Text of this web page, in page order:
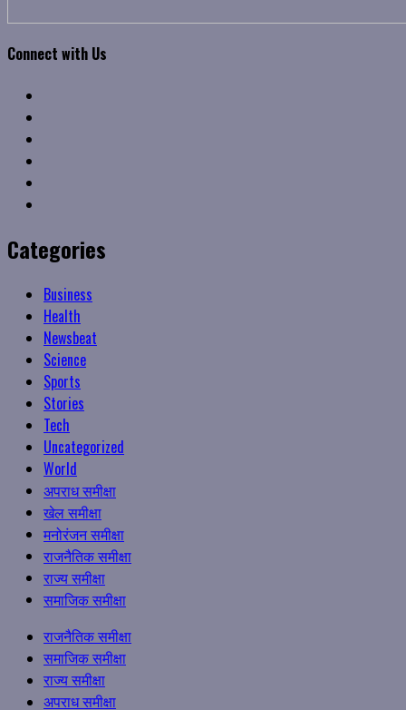
Connect with Us
Categories
Business
Health
Newsbeat
Science
Sports
Stories
Tech
Uncategorized
World
अपराध समीक्षा
खेल समीक्षा
मनोरंजन समीक्षा
राजनैतिक समीक्षा
राज्य समीक्षा
समाजिक समीक्षा
Primary
Menu
राजनैतिक समीक्षा
समाजिक समीक्षा
राज्य समीक्षा
अपराध समीक्षा